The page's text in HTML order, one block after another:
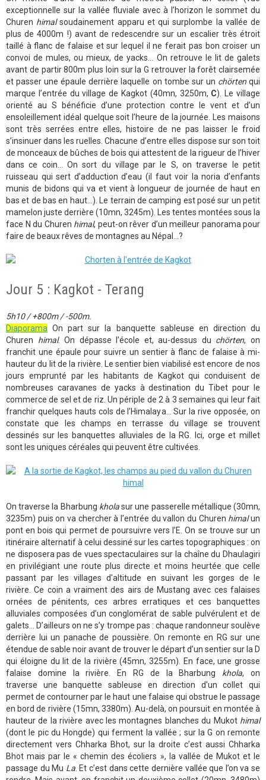
exceptionnelle sur la vallée fluviale avec à l’horizon le sommet du
Churen himalsoudainement apparu et qui surplombe la vallée de
plus de 4000m !) avant de redescendre sur un escalier très étroit
taillé à flanc de falaise et sur lequel il ne ferait pas bon croiser un
convoi de mules, ou mieux, de yacks… On retrouve le lit de galets
avant de partir 800m plus loin sur la G retrouver la forêt clairsemée
et passer une épaule derrière laquelle on tombe sur un chörtenqui
marque l’entrée du village de Kagkot (40mn, 3250m, C). Le village
orienté au S bénéficie d’une protection contre le vent et d’un
ensoleillement idéal quelque soit l’heure de la journée. Les maisons
sont très serrées entre elles, histoire de ne pas laisser le froid
s’insinuer dans les ruelles. Chacune d’entre elles dispose sur son toit
de monceaux de bûches de bois qui attestent de la rigueur de l’hiver
dans ce coin… On sort du village par le S, on traverse le petit
ruisseau qui sert d’adduction d’eau (il faut voir la noria d’enfants
munis de bidons qui va et vient à longueur de journée de haut en
bas et de bas en haut…). Le terrain de camping est posé sur un petit
mamelon juste derrière (10mn, 3245m). Les tentes montées sous la
face N du Churen himal, peut-on rêver d’un meilleur panorama pour
faire de beaux rêves de montagnes au Népal…?
Jour 5 : Kagkot - Terang
5h10 / +800m / -500m.
Diaporama On part sur la banquette sableuse en direction du
Churen himal. On dépasse l’école et, au-dessus du chörten, on
franchit une épaule pour suivre un sentier à flanc de falaise à mi-
hauteur du lit de la rivière. Le sentier bien viabilisé est encore de nos
jours emprunté par les habitants de Kagkot qui conduisent de
nombreuses caravanes de yacks à destination du Tibet pour le
commerce de sel et de riz. Un périple de 2 à 3 semaines qui leur fait
franchir quelques hauts cols de l’Himalaya… Sur la rive opposée, on
constate que les champs en terrasse du village se trouvent
dessinés sur les banquettes alluviales de la RG. Ici, orge et millet
sont les uniques céréales qui peuvent être cultivées.
On traverse la Bharbung kholasur une passerelle métallique (30mn,
3235m) puis on va chercher à l’entrée du vallon du Churen himalun
pont en bois qui permet de poursuivre vers l’E. On se trouve sur un
itinéraire alternatif à celui dessiné sur les cartes topographiques : on
ne disposera pas de vues spectaculaires sur la chaîne du Dhaulagiri
en privilégiant une route plus directe et moins heurtée que celle
passant par les villages d'altitude en suivant les gorges de le
rivière. Ce coin a vraiment des airs de Mustang avec ces falaises
ornées de pénitents, ces arbres erratiques et ces banquettes
alluviales composées d’un conglomérat de sable pulvérulent et de
galets… D’ailleurs on ne s’y trompe pas : chaque randonneur soulève
derrière lui un panache de poussière. On remonte en RG sur une
étendue de sable noir avant de trouver le départ d’un sentier sur la D
qui éloigne du lit de la rivière (45mn, 3255m). En face, une grosse
falaise domine la rivière. En RG de la Bharbung khola, on
traverse une banquette sableuse en direction d'un collet qui
permet de contourner par le haut une falaise qui obstrue le passage
en bord de rivière (15mn, 3380m). Au-delà, on poursuit en montée à
hauteur de la rivière avec les montagnes blanches du Mukot himal
(dont le pic du Hongde) qui ferment la vallée ; sur la G on remonte
directement vers Chharka Bhot, sur la droite c’est aussi Chharka
Bhot mais par le « chemin des écoliers », la vallée de Mukot et le
passage du Mu La. Et c’est dans cette dernière vallée que l’on va se